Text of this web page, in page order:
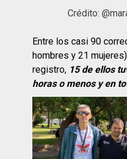
Crédito:
Entre los casi 90
hombres y 21
registro, 15 de ellos
horas o menos y en